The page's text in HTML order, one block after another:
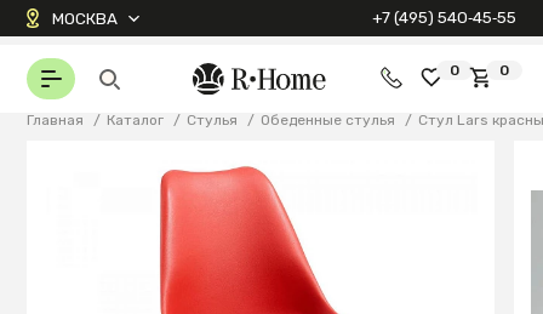
МОСКВА +7 (495) 540‑45‑55
0 0
Главная / Каталог / Стулья / Обеденные стулья / Стул Lars